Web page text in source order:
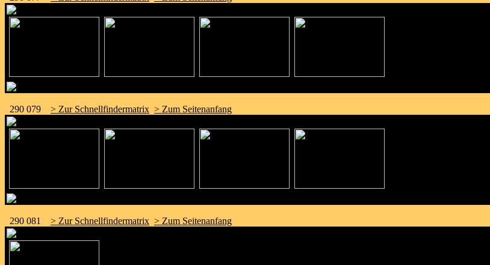
290 079 > Zur Schnellfindermatrix > Zum Seitenanfang
290 081 > Zur Schnellfindermatrix > Zum Seitenanfang